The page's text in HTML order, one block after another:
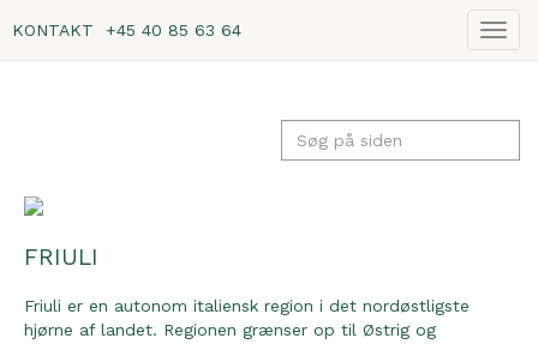
Vis
KONTAKT +45 40 85 63 64
FRIULI
Friuli er en autonom italiensk region i det nordøstligste
hjørne af landet. Regionen grænser op til Østrig og